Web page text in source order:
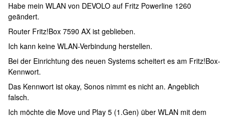
Habe mein WLAN von DEVOLO auf Fritz Powerline 1260
geändert.
Router Fritz!Box 7590 AX ist geblieben.
Ich kann keine WLAN-Verbindung herstellen.
Bei der Einrichtung des neuen Systems scheitert es am Fritz!Box-
Kennwort.
Das Kennwort ist okay, Sonos nimmt es nicht an. Angeblich
falsch.
Ich möchte die Move und Play 5 (1.Gen) über WLAN mit dem